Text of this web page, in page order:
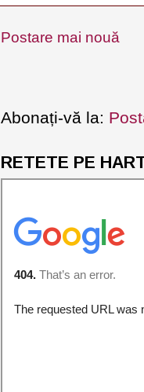
Postare mai nouă
Abonați-vă la:
RETETE PE